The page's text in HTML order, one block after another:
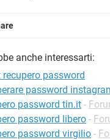
anche interessarti:
recupero password
password
password tin.it -
password libero -
password virgilio -